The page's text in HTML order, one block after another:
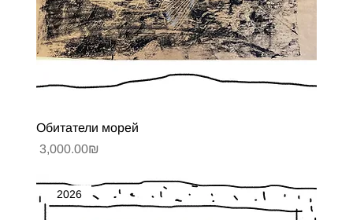
Обитатели морей
Цена
‏3,000.00 ‏₪
2026